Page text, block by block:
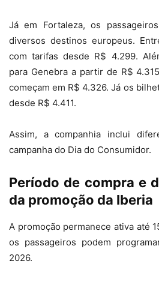
Já em Fortaleza, os
diversos destinos europeus.
com tarifas desde R$ 4.299.
para Genebra a partir de R$
começam em R$ 4.326. Já os
desde R$ 4.411.
Assim, a companhia inclui
campanha do Dia do Consumidor.
Período de compra e
da promoção da Iberia
A promoção permanece ativa até
os passageiros podem
2026.